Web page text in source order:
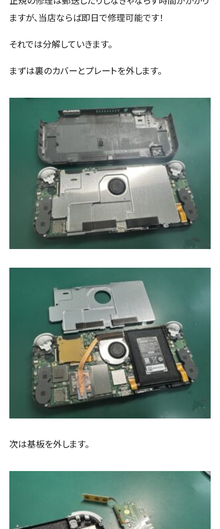
ますが、当店ならば即日で修理可能です！
それでは分解していきます。
まずは裏のカバーとプレートを外します。
次は基板を外します。